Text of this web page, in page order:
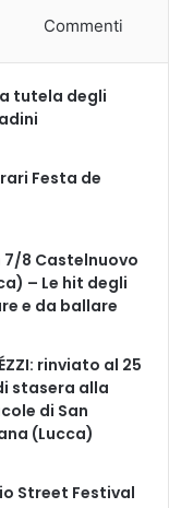
Commenti
tutela degli
Festa de
7/8 Castelnuovo
– Le hit degli
e da ballare
rinviato al 25
stasera alla
di San
(Lucca)
Street Festival